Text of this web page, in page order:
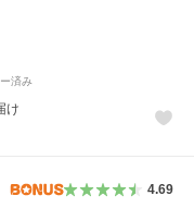
済み
け
4.69